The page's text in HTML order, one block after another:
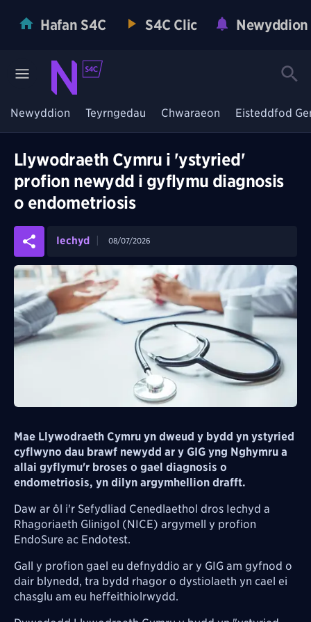
Hafan S4C S4C Clic Newyddion
Newyddion Teyrngedau Chwaraeon Eisteddfod
Llywodraeth Cymru i 'ystyried'
profion newydd i gyflymu diagnosis
o endometriosis
Iechyd 08/07/2026
Mae Llywodraeth Cymru yn dweud y bydd yn ystyried
cyflwyno dau brawf newydd ar y GIG yng Nghymru a
allai gyflymu'r broses o gael diagnosis o
endometriosis, yn dilyn argymhellion drafft.
Daw ar ôl i'r Sefydliad Cenedlaethol dros Iechyd a
Rhagoriaeth Glinigol (NICE) argymell y profion
EndoSure ac Endotest.
Gall y profion gael eu defnyddio ar y GIG am gyfnod o
dair blynedd, tra bydd rhagor o dystiolaeth yn cael ei
chasglu am eu heffeithiolrwydd.